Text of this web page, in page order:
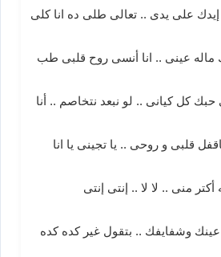
على يدى .. تعالى طلى ده انا كلى
ماله عينى .. انا أنسى روح قلبى طب
كل كيانى .. لو نبعد نتخاصم .. أنا
قلبى و روحى .. يا تجينى يا انا
منى .. لا لا .. إنتى إنتى
وشفايفك .. بتقول غير كده كده